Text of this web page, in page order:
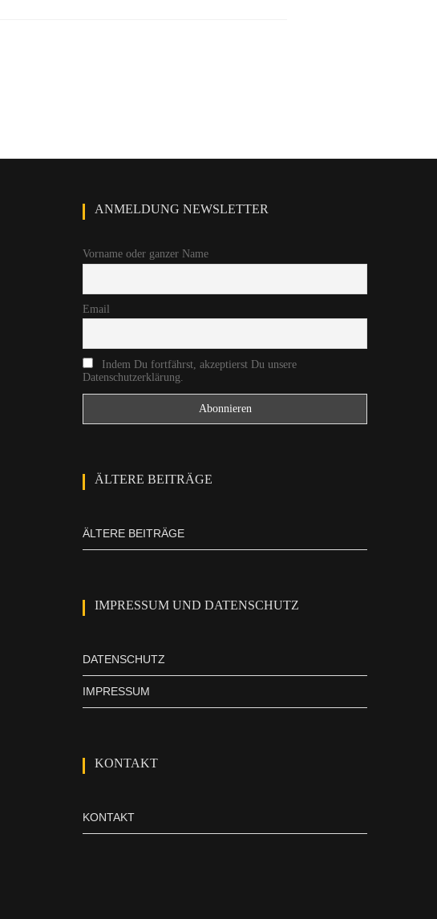
ANMELDUNG NEWSLETTER
Vorname oder ganzer Name
Email
Indem Du fortfährst, akzeptierst Du unsere
Datenschutzerklärung.
ÄLTERE BEITRÄGE
ÄLTERE BEITRÄGE
IMPRESSUM UND DATENSCHUTZ
DATENSCHUTZ
IMPRESSUM
KONTAKT
KONTAKT